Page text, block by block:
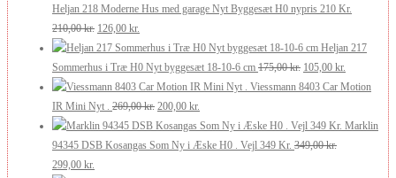
pris
var:
250,00 kr..
pris
200,00 kr..
Heljan 218 Moderne Hus med garage Nyt Byggesæt H0 nypris 210 Kr.
210,00kr. Den
oprindelige
pris
var:
210,00 kr..
126,00 kr.
aktuelle
pris
er:
126,00 kr..
Heljan 217
Sommerhus i Træ H0 Nyt byggesæt 18-10-6 cm 175,00kr. Den
oprindelige
var:
175,00 kr..
105,00 kr.
aktuelle
er:
105,00 kr..
Viessmann 8403 Car Motion
IR Mini Nyt .
269,00kr. Den
oprindelige
pris
200,00 kr.
aktuelle
pris
Marklin
94345 DSB Kosangas Som Ny i Æske H0 . Vejl 349 Kr. 349,00kr.
Den
299,00 kr.